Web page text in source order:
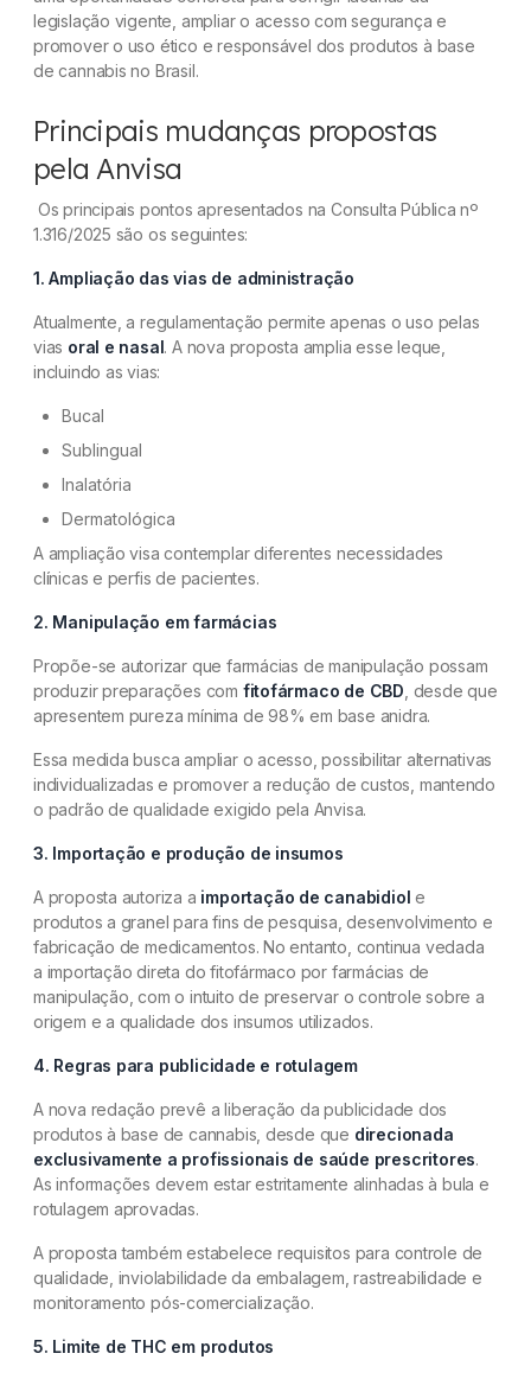
legislação vigente, ampliar o acesso com segurança e
promover o uso ético e responsável dos produtos à base
de cannabis no Brasil.
Principais mudanças propostas
pela Anvisa
Os principais pontos apresentados na Consulta Pública nº
1.316/2025 são os seguintes:
1. Ampliação das vias de administração
Atualmente, a regulamentação permite apenas o uso pelas
vias oral e nasal. A nova proposta amplia esse leque,
incluindo as vias:
Bucal
Sublingual
Inalatória
Dermatológica
A ampliação visa contemplar diferentes necessidades
clínicas e perfis de pacientes.
2. Manipulação em farmácias
Propõe-se autorizar que farmácias de manipulação possam
produzir preparações com fitofármaco de CBD , desde que
apresentem pureza mínima de 98% em base anidra.
Essa medida busca ampliar o acesso, possibilitar alternativas
individualizadas e promover a redução de custos, mantendo
o padrão de qualidade exigido pela Anvisa.
3. Importação e produção de insumos
A proposta autoriza a importação de canabidiol e
produtos a granel para fins de pesquisa, desenvolvimento e
fabricação de medicamentos. No entanto, continua vedada
a importação direta do fitofármaco por farmácias de
manipulação, com o intuito de preservar o controle sobre a
origem e a qualidade dos insumos utilizados.
4. Regras para publicidade e rotulagem
A nova redação prevê a liberação da publicidade dos
produtos à base de cannabis, desde que direcionada
exclusivamente a profissionais de saúde prescritores.
As informações devem estar estritamente alinhadas à bula e
rotulagem aprovadas.
A proposta também estabelece requisitos para controle de
qualidade, inviolabilidade da embalagem, rastreabilidade e
monitoramento pós-comercialização.
5. Limite de THC em produtos